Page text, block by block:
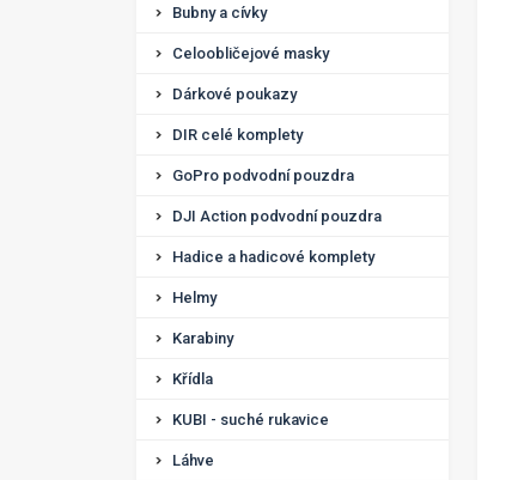
Bubny a cívky
Celoobličejové masky
Dárkové poukazy
DIR celé komplety
GoPro podvodní pouzdra
DJI Action podvodní pouzdra
Hadice a hadicové komplety
Helmy
Karabiny
Křídla
KUBI - suché rukavice
Láhve